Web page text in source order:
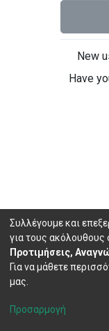
New
Have
Cookie
Συλλέγουμε και
για τους
Προτιμήσεις,
Για να μάθετε
μας.
Προσαρμογή